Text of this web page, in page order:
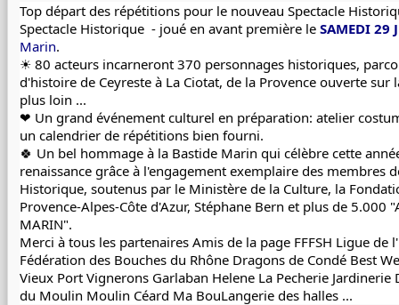
Top départ des répétitions pour le nouveau Spectacle
Spectacle Historique - joué en avant première le SAMEDI 29
Marin.
☀ 80 acteurs incarneront 370 personnages historiques,
d'histoire de Ceyreste à La Ciotat, de la Provence ouverte sur
plus loin ...
❤ Un grand événement culturel en préparation: atelier
un calendrier de répétitions bien fourni.
🍀 Un bel hommage à la Bastide Marin qui célèbre cette
renaissance grâce à l'engagement exemplaire des membres
Historique, soutenus par le Ministère de la Culture, la
Provence-Alpes-Côte d'Azur, Stéphane Bern et plus de 5.000
MARIN".
Merci à tous les partenaires Amis de la page FFFSH Ligue de
Fédération des Bouches du Rhône Dragons de Condé Best
Vieux Port Vignerons Garlaban Helene La Pecherie Jardinerie
du Moulin Moulin Céard Ma BouLangerie des halles ...